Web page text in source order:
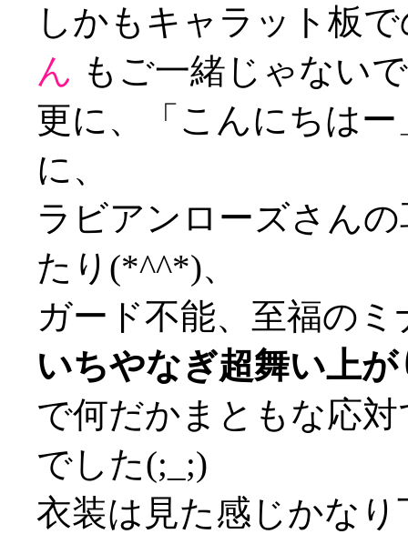
しかもキャラット板
ん もご一緒じゃない
更に、「こんにちは
に、
ラビアンローズさん
たり(*^^*)、
ガード不能、至福の
いちやなぎ超舞い上
で何だかまともな応
でした(;_;)
衣装は見た感じかな